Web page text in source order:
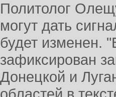
Политолог
могут дать
будет изменен.
зафиксирован
Донецкой и